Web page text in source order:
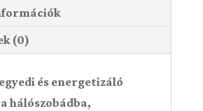
(0)
és energetizáló
hálószobádba,